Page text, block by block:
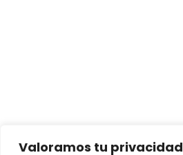
Valoramos tu privacidad